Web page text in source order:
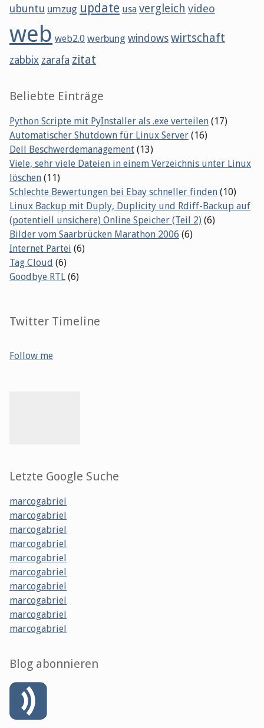
ubuntu umzug update usa vergleich video
web web2.0 werbung windows wirtschaft
zabbix zarafa zitat
Beliebte Einträge
Python Scripte mit PyInstaller als .exe verteilen (17)
Automatischer Shutdown für Linux Server (16)
Dell Beschwerdemanagement (13)
Viele, sehr viele Dateien in einem Verzeichnis unter Linux
löschen (11)
Schlechte Bewertungen bei Ebay schneller finden (10)
Linux Backup mit Duply, Duplicity und Rdiff-Backup auf
(potentiell unsichere) Online Speicher (Teil 2) (6)
Bilder vom Saarbrücken Marathon 2006 (6)
Internet Partei (6)
Tag Cloud (6)
Goodbye RTL (6)
Twitter Timeline
Follow me
Letzte Google Suche
marcogabriel
marcogabriel
marcogabriel
marcogabriel
marcogabriel
marcogabriel
marcogabriel
marcogabriel
marcogabriel
marcogabriel
Blog abonnieren